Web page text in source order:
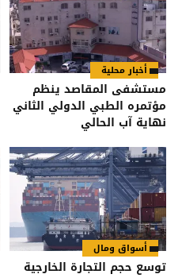
أخبار محلية
مستشفى المقاصد ينظم
مؤتمره الطبي الدولي الثاني
نهاية آب الحالي
أسواق ومال
توسع حجم التجارة الخارجية